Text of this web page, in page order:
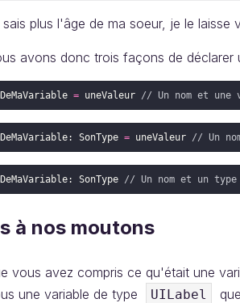
plus l'âge de ma soeur, je le
avons donc trois façons de déclarer
= uneValeur // Un nom et une
: SonType = uneValeur // Un
: SonType // Un nom et un type
à nos moutons
vous avez compris ce qu'était une
une variable de type
UILabel